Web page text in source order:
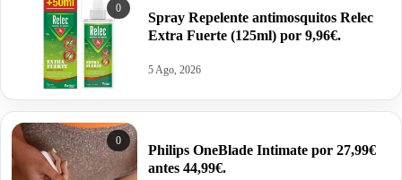
0
Spray Repelente antimosquitos Relec
Extra Fuerte (125ml) por 9,96€.
5 Ago, 2026
0
Philips OneBlade Intimate por 27,99€
antes 44,99€.